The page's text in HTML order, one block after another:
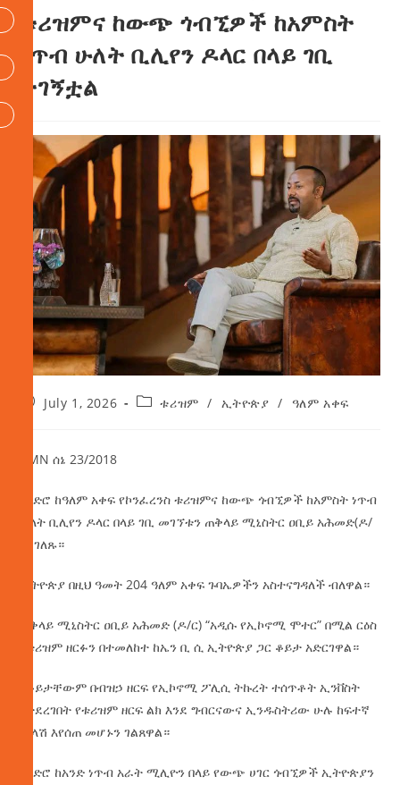
ቱሪዝምና ከውጭ ጎብኚዎች ከአምስት
ነጥብ ሁለት ቢሊየን ዶላር በላይ ገቢ
ተገኝቷል
July 1, 2026 ቱሪዝም / ኢትዮጵያ / ዓለም አቀፍ
AMN ሰኔ 23/2018
ዘንድሮ ከዓለም አቀፍ የኮንፈረንስ ቱሪዝምና ከውጭ ጎብኚዎች ከአምስት ነጥብ
ሁለት ቢሊየን ዶላር በላይ ገቢ መገኘቱን ጠቅላይ ሚኒስትር ዐቢይ አሕመድ(ዶ/
ር) ገለጹ።
ኢትዮጵያ በዚህ ዓመት 204 ዓለም አቀፍ ጉባኤዎችን አስተናግዳለች ብለዋል።
ጠቅላይ ሚኒስትር ዐቢይ አሕመድ (ዶ/ር) “አዲሱ የኢኮኖሚ ሞተር” በሚል ርዕስ
የቱሪዝም ዘርፉን በተመለከተ ከኤን ቢ ሲ ኢትዮጵያ ጋር ቆይታ አድርገዋል።
በቆይታቸውም በብዝኃ ዘርፍ የኢኮኖሚ ፖሊሲ ትኩረት ተሰጥቶት ኢንቨስት
የተደረገበት የቱሪዝም ዘርፍ ልክ እንደ ግብርናውና ኢንዱስትሪው ሁሉ ከፍተኛ
ምላሽ እየሰጠ መሆኑን ገልጸዋል።
ዘንድሮ ከአንድ ነጥብ አራት ሚሊዮን በላይ የውጭ ሀገር ጎብኚዎች ኢትዮጵያን